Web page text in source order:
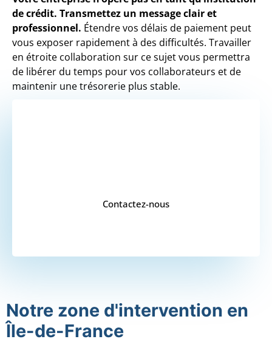
de crédit. Transmettez un message clair et
professionnel. Étendre vos délais de paiement peut
vous exposer rapidement à des difficultés. Travailler
en étroite collaboration sur ce sujet vous permettra
de libérer du temps pour vos collaborateurs et de
maintenir une trésorerie plus stable.
Contactez-nous
Notre zone d'intervention en
Île-de-France